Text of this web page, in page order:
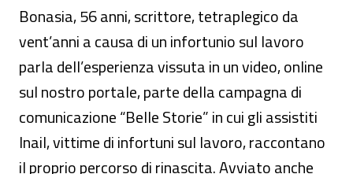
Bonasia, 56 anni, scrittore, tetraplegico da
vent’anni a causa di un infortunio sul lavoro
parla dell’esperienza vissuta in un video, online
sul nostro portale, parte della campagna di
comunicazione “Belle Storie” in cui gli assistiti
Inail, vittime di infortuni sul lavoro, raccontano
il proprio percorso di rinascita. Avviato anche